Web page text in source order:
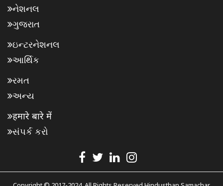
નેશનલ
ગુજરાત
ઇન્ટરનેશનલ
આર્થિક
રમત
અન્ય
हमारे बारे में
સંપર્ક કરો